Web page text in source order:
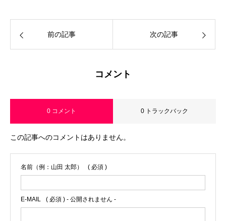
前の記事 次の記事
コメント
0 コメント 0 トラックバック
この記事へのコメントはありません。
名前（例：山田 太郎） ( 必須 )
E-MAIL ( 必須 ) - 公開されません -